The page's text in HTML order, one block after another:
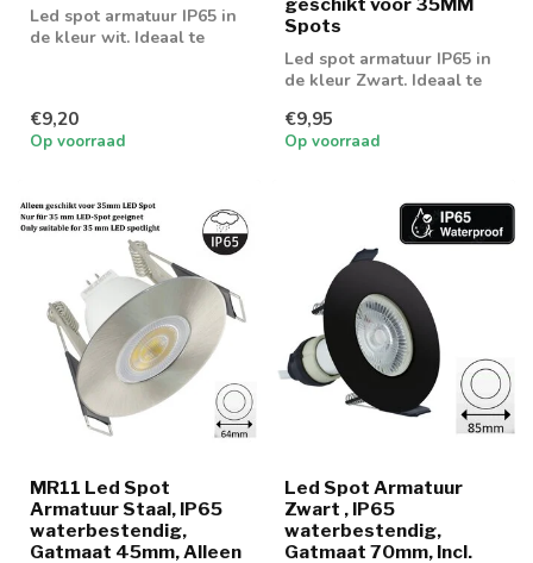
Led spot armatuur IP65 in
de kleur wit. Ideaal te
€9,20
Op voorraad
Spots
Led spot armatuur IP65 in
de kleur Zwart. Ideaal te
MR16 l...
€9,95
Op voorraad
MR11 Led Spot
Armatuur Staal, IP65
waterbestendig,
Gatmaat 45mm, Alleen
Led Spot Armatuur
Zwart , IP65
waterbestendig,
Gatmaat 70mm, Incl.